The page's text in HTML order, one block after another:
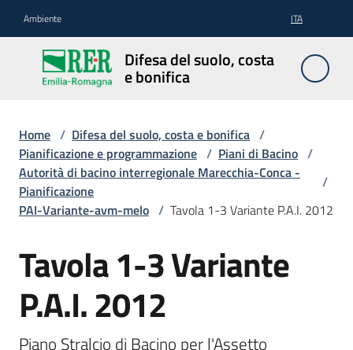
Ambiente ITA
Difesa del suolo, costa
e bonifica
Difesa
del
suolo,
bonifica
Pianificazione
e
Temi
Home / Difesa del suolo, costa e bonifica /
Pianificazione e programmazione / Piani di Bacino /
Autorità di bacino interregionale Marecchia-Conca -
Pianificazione
/
PAI-Variante-avm-melo / Tavola 1-3 Variante P.A.I. 2012
Tavola 1-3 Variante
P.A.I. 2012
Piano Stralcio di Bacino per l'Assetto